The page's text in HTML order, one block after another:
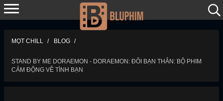
MỌT CHILL BLOG
STAND BY ME DORAEMON - DORAEMON: ĐÔI BẠN THÂN: BỘ PHIM
CẢM ĐỘNG VỀ TÌNH BẠN